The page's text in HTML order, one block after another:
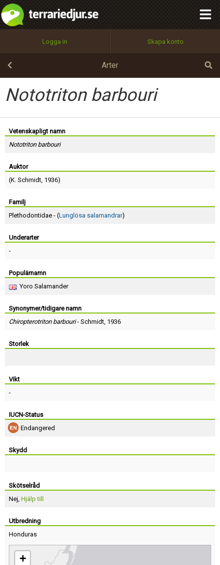
Logga in Skapa konto
Arter
Nototriton barbouri
Vetenskapligt namn
Nototriton barbouri
Auktor
(K. Schmidt, 1936)
Familj
Plethodontidae - (Lunglösa salamandrar)
Underarter
-
Populärnamn
Yoro Salamander
Synonymer/tidigare namn
Chiropterotriton barbouri- Schmidt, 1936
Storlek
Vikt
-
IUCN-Status
Endangered
Skydd
Skötselråd
Nej, Hjälp till
Utbredning
Honduras
+
Utför
100%
OK
integritetspolicy
Namn:
Epost:
Lösenord:
Terms of Service
Skapa konto
Begär nytt lösenord
Tillbaka till förstasidan